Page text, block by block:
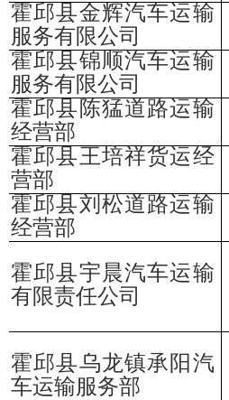
霍邱县金辉汽车运输
服务有限公司
霍邱县锦顺汽车运输
服务有限公司
霍邱县陈猛道路运输
经营部
霍邱县王培祥货运经
营部
霍邱县刘松道路运输
经营部
霍邱县宇晨汽车运输
有限责任公司
霍邱县乌龙镇承阳汽
车运输服务部